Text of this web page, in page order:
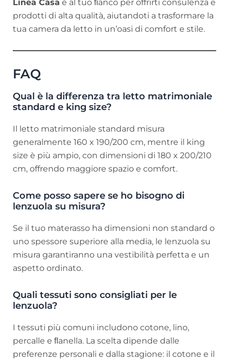
Linea Casa è al tuo ﬁanco per offrirti consulenza e
prodotti di alta qualità, aiutandoti a trasformare la
tua camera da letto in un’oasi di comfort e stile.
FAQ
Qual è la differenza tra letto matrimoniale
standard e king size?
Il letto matrimoniale standard misura
generalmente 160 x 190/200 cm, mentre il king
size è più ampio, con dimensioni di 180 x 200/210
cm, offrendo maggiore spazio e comfort.
Come posso sapere se ho bisogno di
lenzuola su misura?
Se il tuo materasso ha dimensioni non standard o
uno spessore superiore alla media, le lenzuola su
misura garantiranno una vestibilità perfetta e un
aspetto ordinato.
Quali tessuti sono consigliati per le
lenzuola?
I tessuti più comuni includono cotone, lino,
percalle e ﬂanella. La scelta dipende dalle
preferenze personali e dalla stagione: il cotone e il